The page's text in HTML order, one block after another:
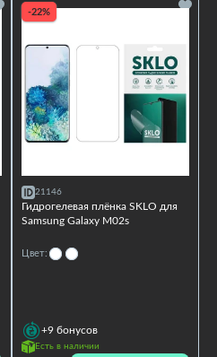
-22%
21146
Гидрогелевая плёнка SKLO для
Samsung Galaxy M02s
Цвет:
+9 бонусов
Есть в наличии